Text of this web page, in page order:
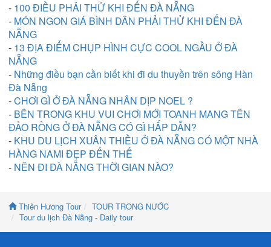
- 100 ĐIỀU PHẢI THỬ KHI ĐẾN ĐÀ NẴNG
- MÓN NGON GIÁ BÌNH DÂN PHẢI THỬ KHI ĐẾN ĐÀ
NẴNG
- 13 ĐỊA ĐIỂM CHỤP HÌNH CỰC COOL NGẦU Ở ĐÀ
NẴNG
- Những điều bạn cần biết khi đi du thuyền trên sông Hàn
Đà Nẵng
-CHƠI GÌ Ở ĐÀ NẴNG NHÂN DỊP NOEL ?
- BÊN TRONG KHU VUI CHƠI MỚI TOANH MANG TÊN
ĐẢO RỒNG Ở ĐÀ NẴNG CÓ GÌ HẤP DẪN?
- KHU DU LỊCH XUÂN THIỀU Ở ĐÀ NẴNG CÓ MỘT NHÀ
HÀNG NAMI ĐẸP ĐẾN THẾ
- NÊN ĐI ĐÀ NẴNG THỜI GIAN NÀO?
Thiên Hương Tour
TOUR TRONG NƯỚC
Tour du lịch Đà Nẵng - Daily tour